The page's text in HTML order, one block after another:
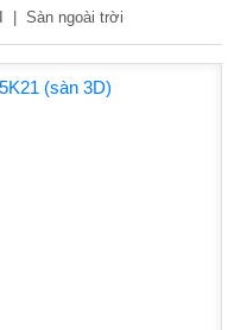
Sàn ngoài trời